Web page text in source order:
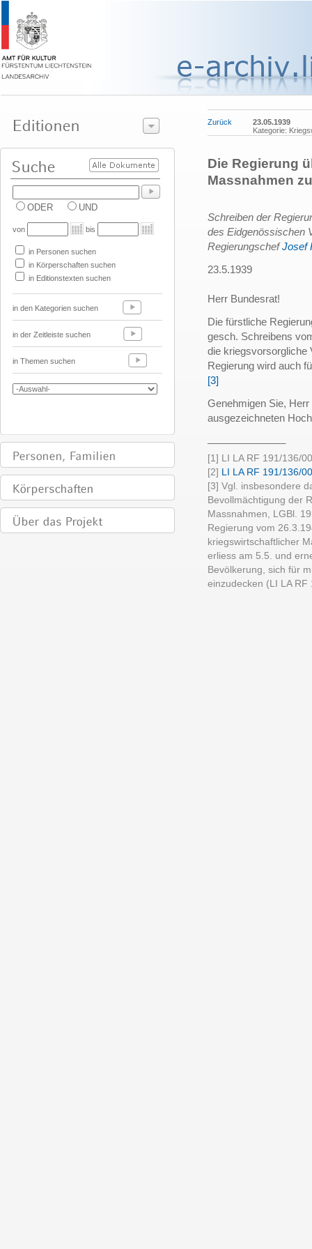
ODER UND
von bis
in Personen suchen
in Körperschaften suchen
in Editionstexten suchen
in den Kategorien suchen
in der Zeitleiste suchen
in Themen suchen
Zurück
23.05.1939
Kategorie:
Die Regierung
Massnahmen
Schreiben der
des Eidgenössischen
RegierungschefJosef
23.5.1939
Herr Bundesrat!
Die fürstliche
gesch. Schreibens
die kriegsvorsorgliche
Regierung wird auch
[3]
Genehmigen Sie,
ausgezeichneten
[1] LI LA RF 191/136/
[2] LI LA RF 191/136/
[3] Vgl. insbesondere
Bevollmächtigung der
Massnahmen, LGBl.
Regierung vom
kriegswirtschaftlicher
erliess am 5.5. und
Bevölkerung, sich für
einzudecken (LI LA RF